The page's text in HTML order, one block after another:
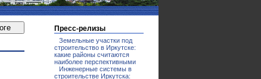
Пресс-релизы
Земельные участки под
строительство в Иркутске:
какие районы считаются
наиболее перспективными
Инженерные системы в
строительстве Иркутска: